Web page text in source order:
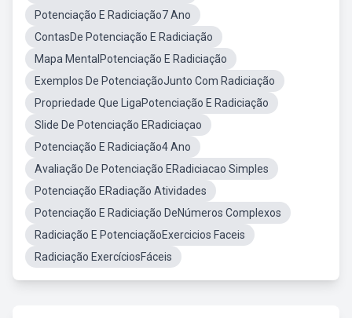
Potenciação E Radiciação7 Ano
ContasDe Potenciação E Radiciação
Mapa MentalPotenciação E Radiciação
Exemplos De PotenciaçãoJunto Com Radiciação
Propriedade Que LigaPotenciação E Radiciação
Slide De Potenciação ERadiciaçao
Potenciação E Radiciação4 Ano
Avaliação De Potenciação ERadiciacao Simples
Potenciação ERadiação Atividades
Potenciação E Radiciação DeNúmeros Complexos
Radiciação E PotenciaçãoExercicios Faceis
Radiciação ExercíciosFáceis